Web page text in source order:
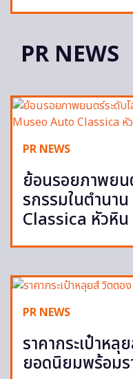
PR NEWS
PR NEWS
ย้อนรอยภาพยน
รกรรมในตำนา
Classica หัวหิน
PR NEWS
ราคากระเป๋าห
ยอดนิยมพร้อมร